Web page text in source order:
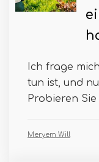
Ich frage
tun ist, und
Probieren Sie
Meryem Will